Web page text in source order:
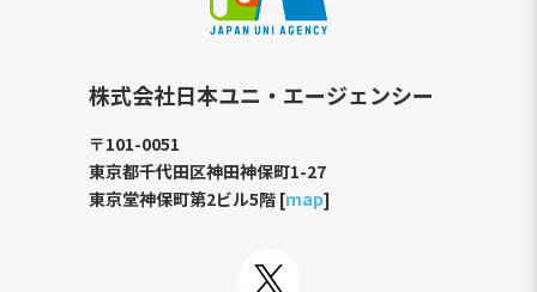
株式会社日本ユニ・エージェンシー
〒101-0051
東京都千代田区神田神保町1-27
東京堂神保町第2ビル5階 [map]